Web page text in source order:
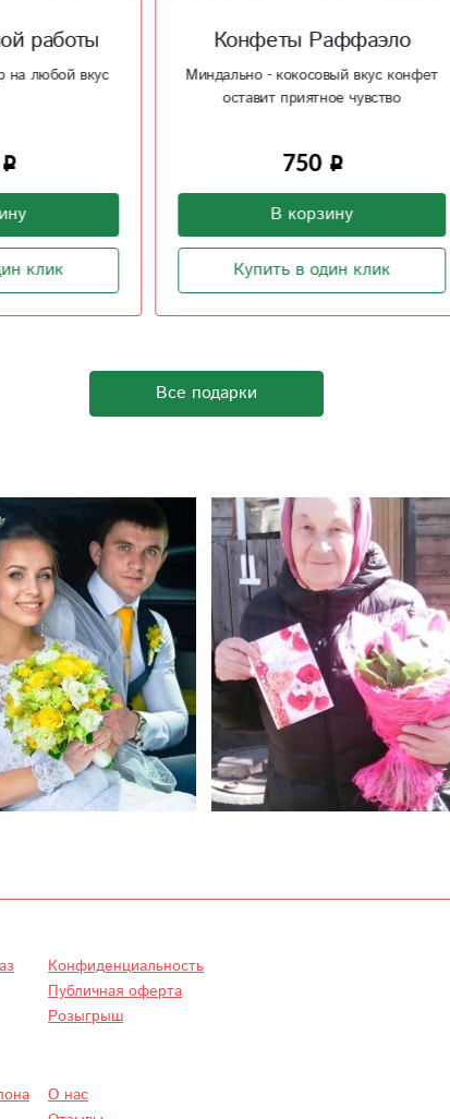
Раффаэло
вкус конфет
750
корзину
в один клик
Я верю в чудеса
Подарите чудо, сказочный
скажет за вас
1 500
В корзину
Купить в один клик
Все подарки
Конфиденциальность
Публичная оферта
Розыгрыш
О нас